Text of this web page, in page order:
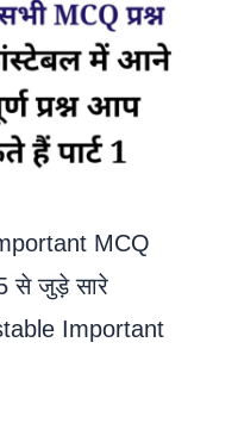
MCQ
से जुड़े सारे
Important